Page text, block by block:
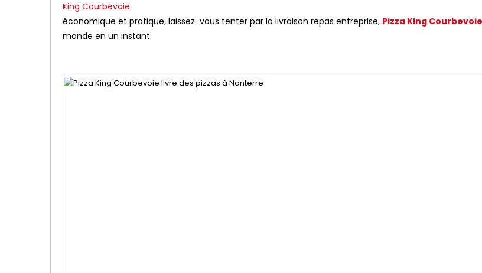
King Courbevoie.
économique et pratique, laissez-vous tenter par la livraison repas entreprise, Pizza King Courbevoie
monde en un instant.